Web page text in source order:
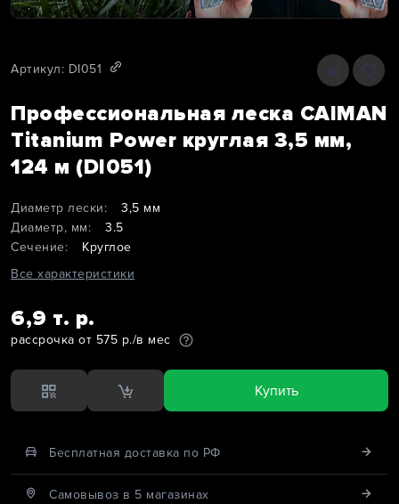
Артикул: DI051
Профессиональная леска CAIMAN
Titanium Power круглая 3,5 мм,
124 м (DI051)
Диаметр лески:
3,5 мм
Диаметр, мм:
3.5
Сечение:
Круглое
Все характеристики
6,9 т. р.
рассрочка от 575 р./в мес
Купить
Бесплатная доставка по РФ
Cамовывоз в 5 магазинах